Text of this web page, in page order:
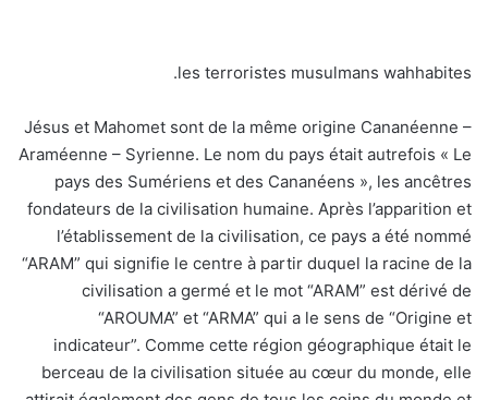
les terroristes musulmans wahhabites.
Jésus et Mahomet sont de la même origine Cananéenne –
Araméenne – Syrienne. Le nom du pays était autrefois « Le
pays des Sumériens et des Cananéens », les ancêtres
fondateurs de la civilisation humaine. Après l’apparition et
l’établissement de la civilisation, ce pays a été nommé
“ARAM” qui signifie le centre à partir duquel la racine de la
civilisation a germé et le mot “ARAM” est dérivé de
“AROUMA” et “ARMA” qui a le sens de “Origine et
indicateur”. Comme cette région géographique était le
berceau de la civilisation située au cœur du monde, elle